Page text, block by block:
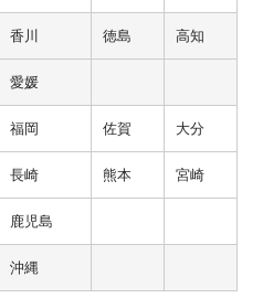
香川 徳島 高知
愛媛
福岡 佐賀 大分
長崎 熊本 宮崎
鹿児島
沖縄